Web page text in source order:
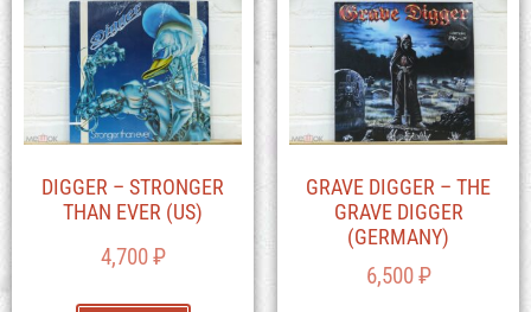
DIGGER – STRONGER
THAN EVER (US)
4,700₽
GRAVE DIGGER – THE
GRAVE DIGGER
(GERMANY)
6,500₽